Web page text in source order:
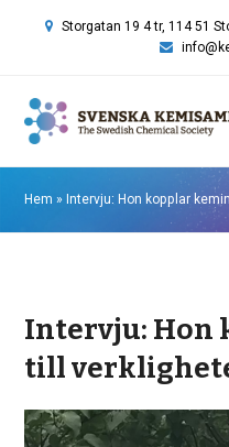
Storgatan 19 4 tr, 114 51
Hem » Intervju: Hon kopplar
Intervju: Hon
till